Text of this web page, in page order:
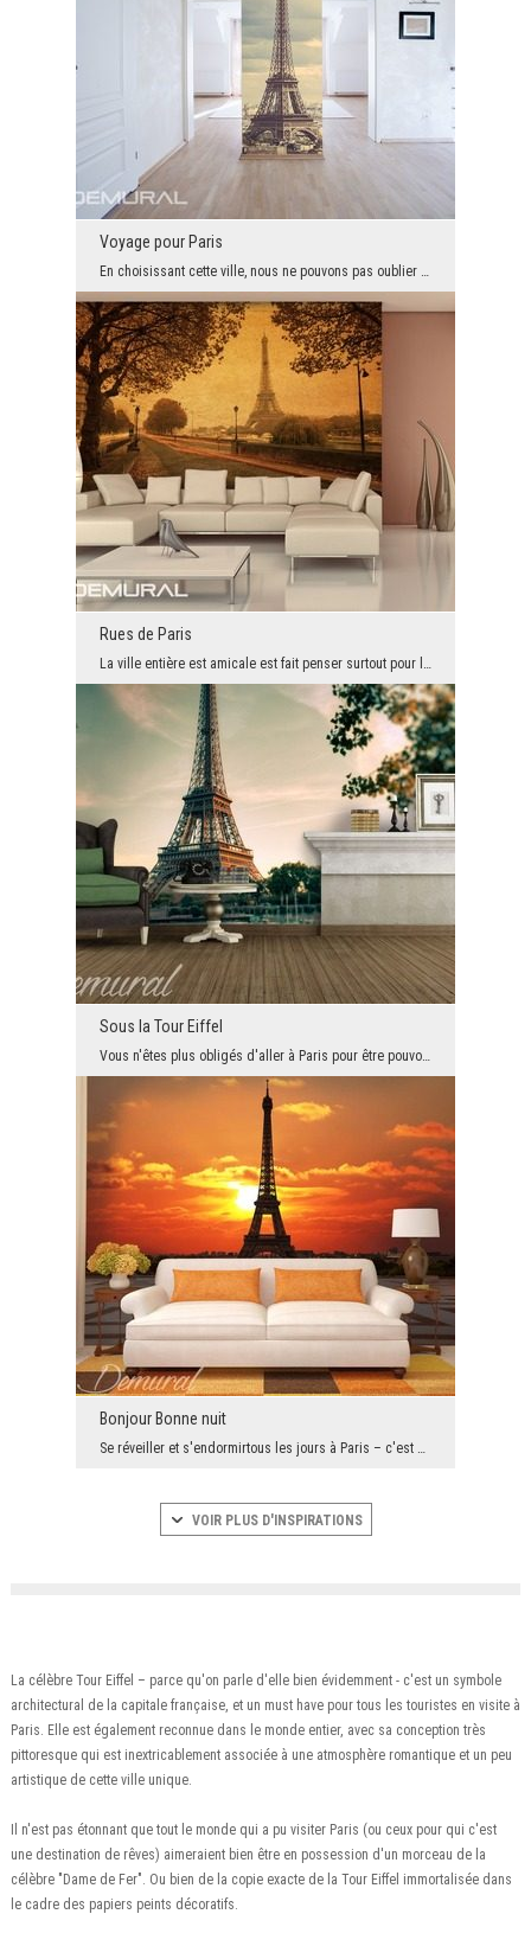
Voyage pour Paris
En choisissant cette ville, nous ne pouvons pas oublier l'endroit le plus important qui est la To...
Rues de Paris
La ville entière est amicale est fait penser surtout pour l'amour. Par conséquent, si vous envisa...
Sous la Tour Eiffel
Vous n'êtes plus obligés d'aller à Paris pour être pouvoir s'asseoir sous la tour la plus célèbre...
Bonjour Bonne nuit
Se réveiller et s'endormirtous les jours à Paris – c'est est un rêve de tous les romantiques au ...
VOIR PLUS D'INSPIRATIONS
La célèbre Tour Eiffel – parce qu'on parle d'elle bien évidemment - c'est un symbole
architectural de la capitale française, et un must have pour tous les touristes en visite à
Paris. Elle est également reconnue dans le monde entier, avec sa conception très
pittoresque qui est inextricablement associée à une atmosphère romantique et un peu
artistique de cette ville unique.
Il n'est pas étonnant que tout le monde qui a pu visiter Paris (ou ceux pour qui c'est
une destination de rêves) aimeraient bien être en possession d'un morceau de la
célèbre "Dame de Fer". Ou bien de la copie exacte de la Tour Eiffel immortalisée dans
le cadre des papiers peints décoratifs.